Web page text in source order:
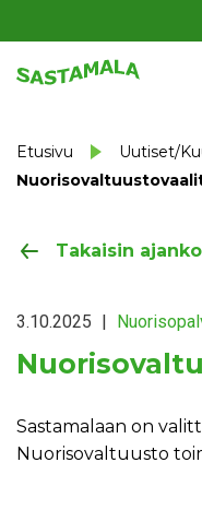
Etusivu
Uutiset/
Takaisin
3.10.2025 |
Sastamalaan on
Nuorisovaltuusto